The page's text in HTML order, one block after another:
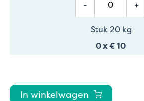
- +
Stuk 20 kg
0x€ 10
In winkelwagen